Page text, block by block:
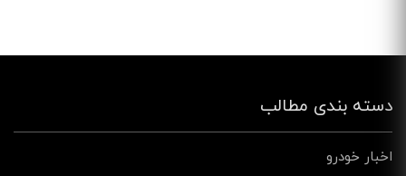
دسته بندی مطالب
اخبار خودرو